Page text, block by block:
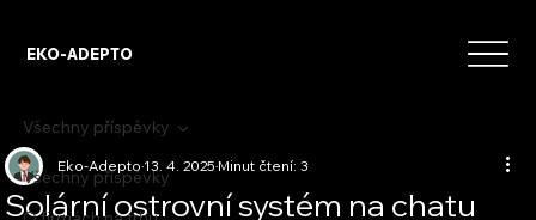
EKO-ADEPTO
Všechny příspěvky
Všechny příspěvky
Solární ostrovní systém na chatu
Eko-Adepto13. 4. 2025Minut čtení: 3